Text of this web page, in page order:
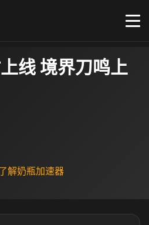
线 境界刀鸣上
解奶瓶加速器